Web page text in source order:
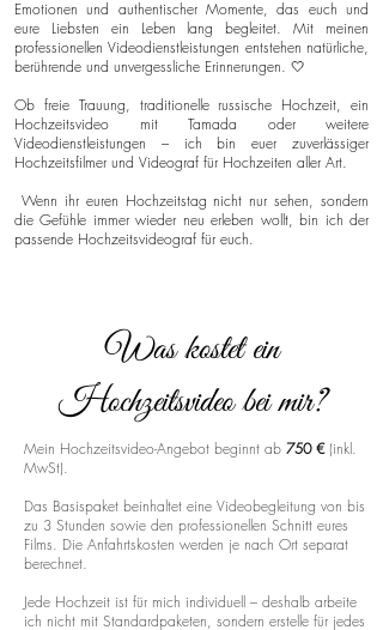
Emotionen und authentischer Momente, das euch und
eure Liebsten ein Leben lang begleitet. Mit meinen
professionellen Videodienstleistungen entstehen natürliche,
berührende und unvergessliche Erinnerungen. 🤍
Ob freie Trauung, traditionelle russische Hochzeit, ein
Hochzeitsvideo mit Tamada oder weitere
Videodienstleistungen – ich bin euer zuverlässiger
Hochzeitsfilmer und Videograf für Hochzeiten aller Art.
Wenn ihr euren Hochzeitstag nicht nur sehen, sondern
die Gefühle immer wieder neu erleben wollt, bin ich der
passende Hochzeitsvideograf für euch.
Was kostet ein
Hochzeitsvideo bei mir?
Mein Hochzeitsvideo-Angebot beginnt ab 750 € (inkl.
MwSt).
Das Basispaket beinhaltet eine Videobegleitung von bis
zu 3 Stunden sowie den professionellen Schnitt eures
Films. Die Anfahrtskosten werden je nach Ort separat
berechnet.
Jede Hochzeit ist für mich individuell – deshalb arbeite
ich nicht mit Standardpaketen, sondern erstelle für jedes